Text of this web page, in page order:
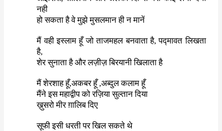
नही
हो सकता है वे मुझे मुसलमान ही न मानें
मैं वही इस्लाम हूँ जो ताजमहल बनवाता है,पद्मावत लिखता
है,
शेर सुनाता है और लज़ीज़ बिरयानी खिलाता है
मैं शेरशाह हूँ,अकबर हूँ,अब्दुल कलाम हूँ
मैंने इस महाद्वीप को रज़िया सुल्तान दिया
ख़ुसरो मीर ग़ालिब दिए
सूफी इसी धरती पर खिल सकते थे